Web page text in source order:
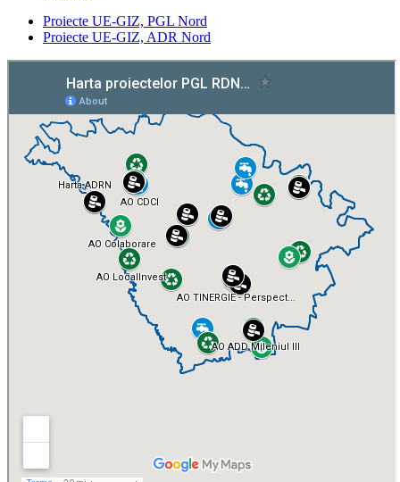
Proiecte UE-GIZ, PGL Nord
Proiecte UE-GIZ, ADR Nord